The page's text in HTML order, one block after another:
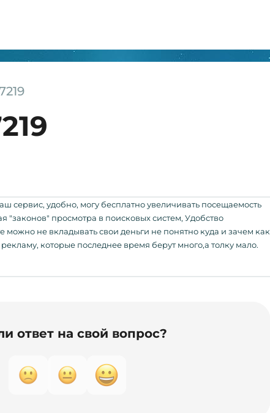
сервис, удобно, могу бесплатно увеличивать посещаемость
"законов" просмотра в поисковых систем, Удобство
можно не вкладывать свои деньги не понятно куда и зачем как
которые последнее время берут много,а толку мало.
ответ на свой вопрос?